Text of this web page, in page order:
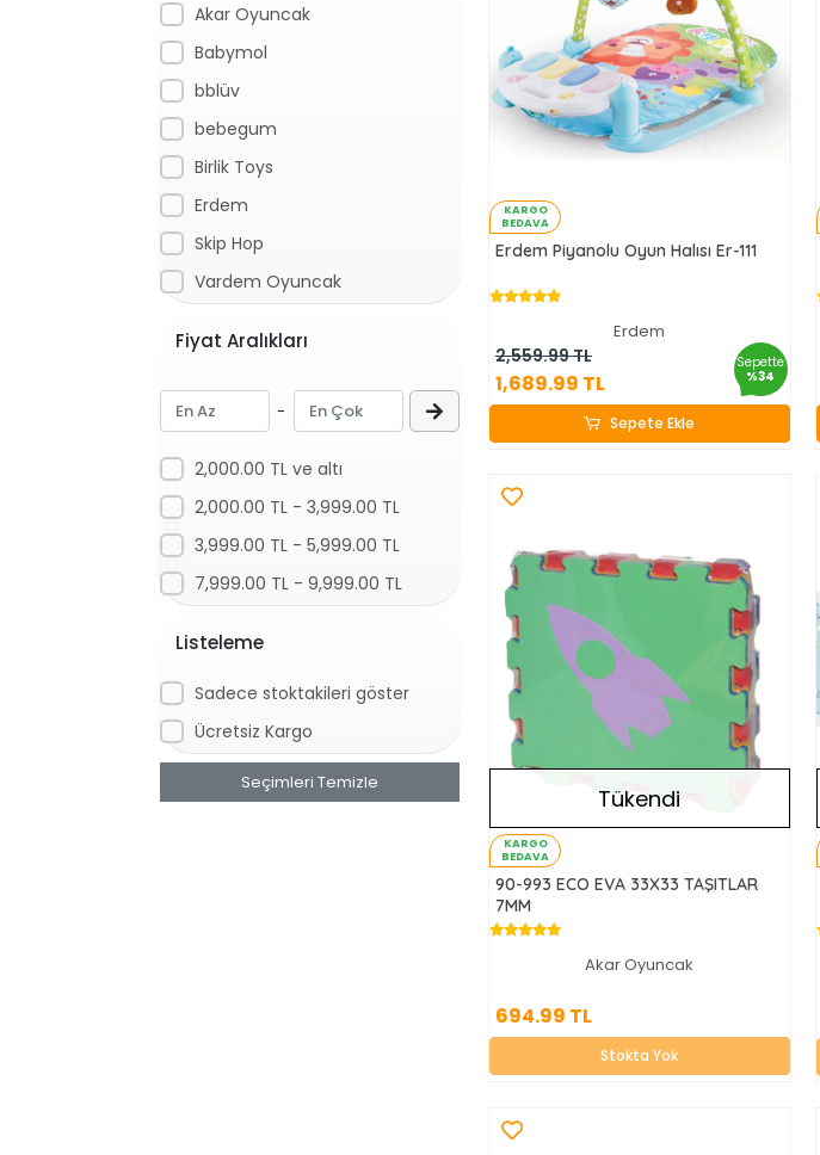
Akar Oyuncak
Babymol
bblüv
bebegum
Birlik Toys
Erdem
Skip Hop
Vardem Oyuncak
Fiyat Aralıkları
-
2,000.00 TL ve altı
2,000.00 TL - 3,999.00 TL
3,999.00 TL - 5,999.00 TL
7,999.00 TL - 9,999.00 TL
Listeleme
Sadece stoktakileri göster
Ücretsiz Kargo
Seçimleri Temizle
KARGO
BEDAVA
Erdem Piyanolu Oyun Halısı Er-111
Erdem
2,559.99 TL
1,689.99 TL
Sepette
%34
1,689.99 TL
Sepete Ekle
KARGO
BEDAVA
Tükendi
90-993 ECO EVA 33X33 TAŞITLAR
7MM
Akar Oyuncak
694.99 TL
694.99 TL
Stokta Yok